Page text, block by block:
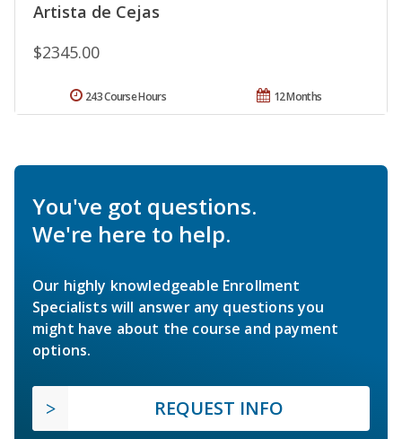
Artista de Cejas
$2345.00
12 Months
243 Course Hours
You've got questions.
We're here to help.
Our highly knowledgeable Enrollment
Specialists will answer any questions you
might have about the course and payment
options.
REQUEST INFO